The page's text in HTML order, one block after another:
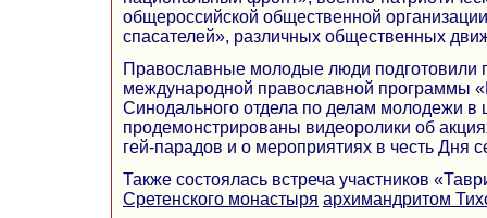
общероссийской общественной
спасателей», различных общественных
Православные молодые люди подготовили
международной православной программы
Синодального отдела по делам молодежи в
продемонстрированы видеоролики об
гей-парадов и о мероприятиях в честь Дня
Также состоялась встреча участников
Сретенского монастыря архимандритом